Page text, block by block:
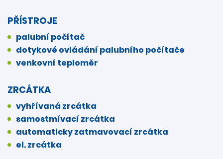
PŘÍSTROJE
palubní počítač
dotykové ovládání palubního počítače
venkovní teploměr
ZRCÁTKA
vyhřívaná zrcátka
samostmívací zrcátka
automaticky zatmavovací zrcátka
el. zrcátka